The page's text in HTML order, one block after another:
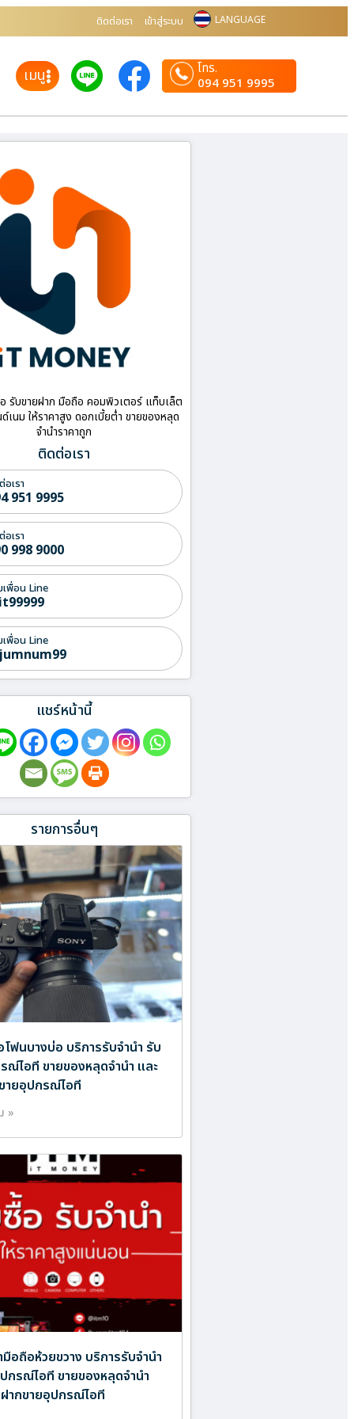
ติดต่อเรา เข้าสู่ระบบ LANGUAGE
เมนู
โทร.
094 951 9995
รับขายฝาก มือถือ คอมพิวเตอร์ แท็บเล็ต
เนม ให้ราคาสูง ดอกเบี้ยต่ำ ขายของหลุด
จำนำราคาถูก
ติดต่อเรา
อเรา
951 9995
อเรา
998 9000
เพื่อน Line
เพื่อน Line
แชร์หน้านี้
รายการอื่นๆ
โฟนบางบ่อ บริการรับจำนำ รับ
ณ์ไอที ขายของหลุดจำนำ และ
ายอุปกรณ์ไอที
»
อถือห้วยขวาง บริการรับจำนำ
กรณ์ไอที ขายของหลุดจำนำ
ากขายอุปกรณ์ไอที